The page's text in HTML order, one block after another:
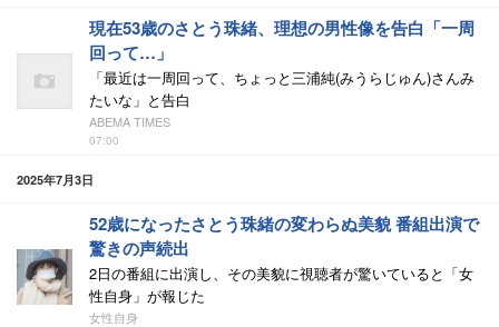
現在53歳のさとう珠緒、理想の男性像を告白「一周
回って…」
「最近は一周回って、ちょっと三浦純(みうらじゅん)さんみ
たいな」と告白
ABEMA TIMES
07:00
2025年7月3日
52歳になったさとう珠緒の変わらぬ美貌 番組出演で
驚きの声続出
2日の番組に出演し、その美貌に視聴者が驚いていると「女
性自身」が報じた
女性自身